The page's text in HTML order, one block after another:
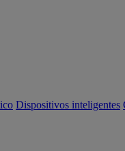
Dispositivos inteligentes